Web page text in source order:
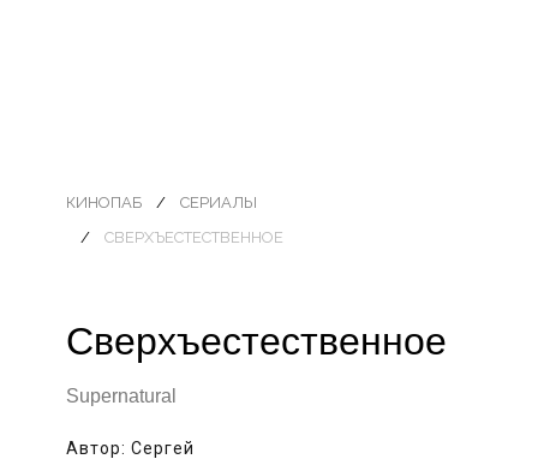
КИНОПАБ
СЕРИАЛЫ
СВЕРХЪЕСТЕСТВЕННОЕ
Сверхъестественное
Supernatural
Автор: Сергей